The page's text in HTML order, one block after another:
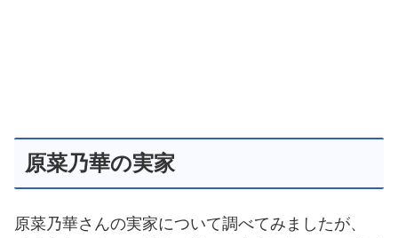
原菜乃華の実家
原菜乃華さんの実家について調べてみましたが、